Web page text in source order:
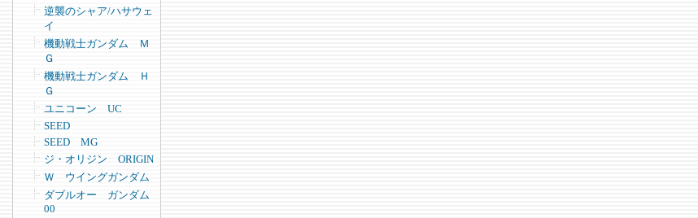
逆襲のシャア/ハサウェ
イ
機動戦士ガンダム Ｍ
Ｇ
機動戦士ガンダム Ｈ
Ｇ
ユニコーン UC
SEED
SEED MG
ジ・オリジン ORIGIN
Ｗ ウイングガンダム
ダブルオー ガンダム
00